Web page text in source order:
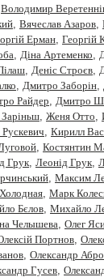
Володимир
, Вячеслав Азаров,
Ерман, Георгій
, Діна Артеменко,
, Деніс Строєв,
, Дмитро Заборiн,
Райдер, Дмитро
, Женя Отто,
, Кирилл
, Костянтин
Грук, Леонід Грук,
, Максим
, Марк
Бєлов, Михайло
Челышева, Олег
Портнов,
, Олександр
Гусев,